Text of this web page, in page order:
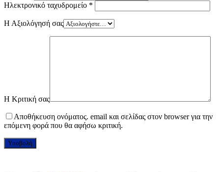
Ηλεκτρονικό ταχυδρομείο *
Η Αξιολόγησή σας
Η Κριτική σας
Αποθήκευση ονόματος. email και σελίδας στον browser για την
επόμενη φορά που θα αφήσω κριτική.